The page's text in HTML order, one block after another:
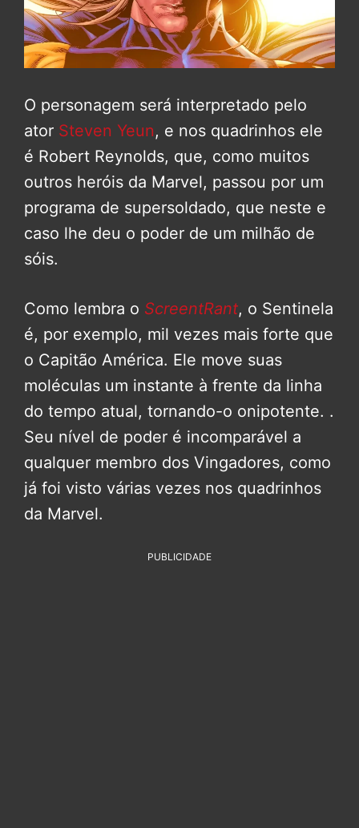
O personagem será interpretado pelo
ator Steven Yeun, e nos quadrinhos ele
é Robert Reynolds, que, como muitos
outros heróis da Marvel, passou por um
programa de supersoldado, que neste e
caso lhe deu o poder de um milhão de
sóis.
Como lembra o ScreentRant, o Sentinela
é, por exemplo, mil vezes mais forte que
o Capitão América. Ele move suas
moléculas um instante à frente da linha
do tempo atual, tornando-o onipotente. .
Seu nível de poder é incomparável a
qualquer membro dos Vingadores, como
já foi visto várias vezes nos quadrinhos
da Marvel.
PUBLICIDADE